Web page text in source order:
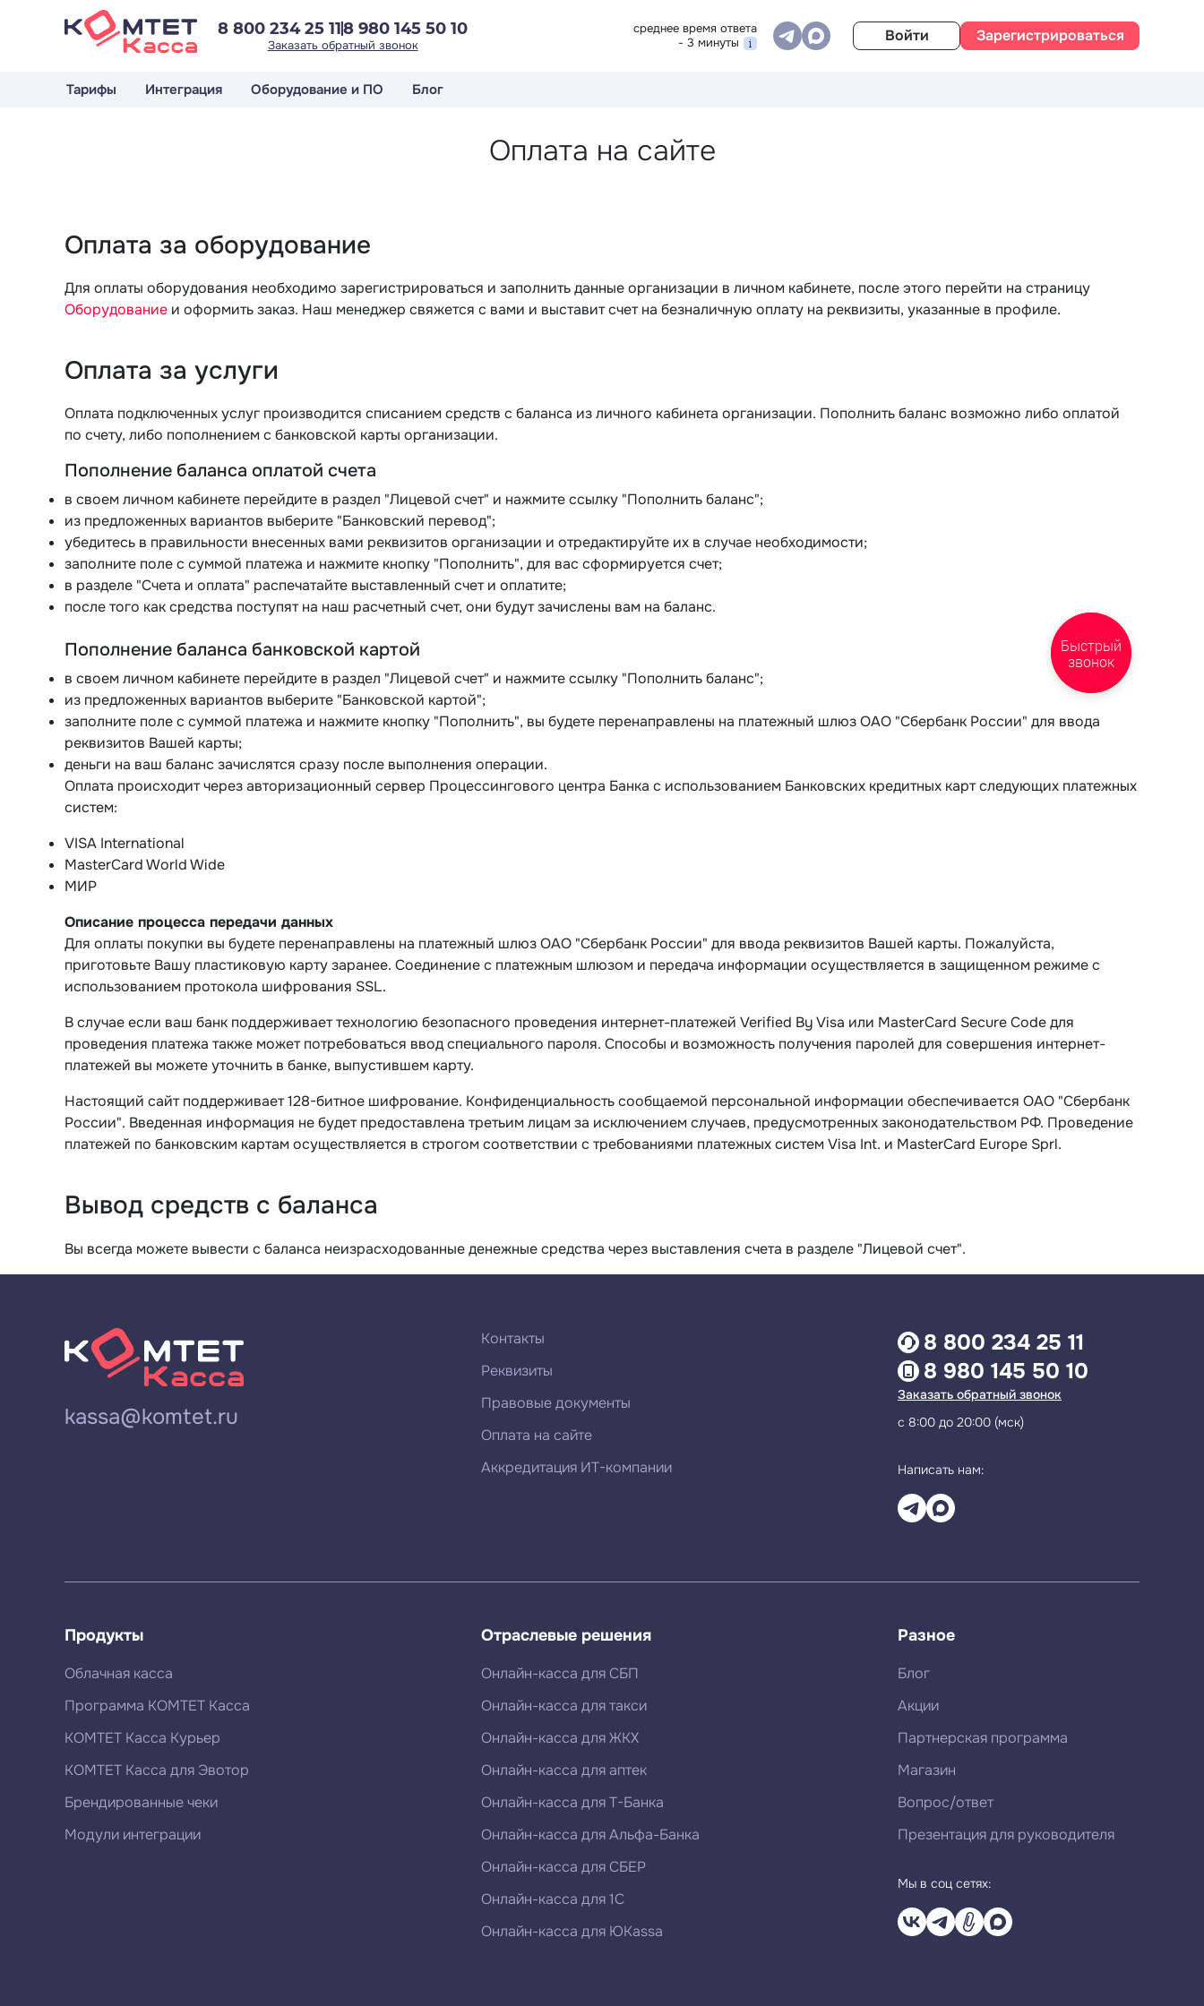
8 800 234 25 118 980 145 50 10
Заказать обратный звонок
среднее время ответа
- 3 минуты
Войти Зарегистрироваться
Тарифы Интеграция Оборудование и ПО Блог
Оплата на сайте
Оплата за оборудование
Для оплаты оборудования необходимо зарегистрироваться и заполнить данные организации в личном кабинете, после этого перейти на страницу
Оборудование и оформить заказ. Наш менеджер свяжется с вами и выставит счет на безналичную оплату на реквизиты, указанные в профиле.
Оплата за услуги
Оплата подключенных услуг производится списанием средств с баланса из личного кабинета организации. Пополнить баланс возможно либо оплатой
по счету, либо пополнением с банковской карты организации.
Пополнение баланса оплатой счета
в своем личном кабинете перейдите в раздел "Лицевой счет" и нажмите ссылку "Пополнить баланс";
из предложенных вариантов выберите "Банковский перевод";
убедитесь в правильности внесенных вами реквизитов организации и отредактируйте их в случае необходимости;
заполните поле с суммой платежа и нажмите кнопку "Пополнить", для вас сформируется счет;
в разделе "Счета и оплата" распечатайте выставленный счет и оплатите;
после того как средства поступят на наш расчетный счет, они будут зачислены вам на баланс.
Пополнение баланса банковской картой
в своем личном кабинете перейдите в раздел "Лицевой счет" и нажмите ссылку "Пополнить баланс";
из предложенных вариантов выберите "Банковской картой";
заполните поле с суммой платежа и нажмите кнопку "Пополнить", вы будете перенаправлены на платежный шлюз ОАО "Сбербанк России" для ввода
реквизитов Вашей карты;
деньги на ваш баланс зачислятся сразу после выполнения операции.
Оплата происходит через авторизационный сервер Процессингового центра Банка с использованием Банковских кредитных карт следующих платежных
систем:
VISA International
MasterCard World Wide
МИР
Описание процесса передачи данных
Для оплаты покупки вы будете перенаправлены на платежный шлюз ОАО "Сбербанк России" для ввода реквизитов Вашей карты. Пожалуйста,
приготовьте Вашу пластиковую карту заранее. Соединение с платежным шлюзом и передача информации осуществляется в защищенном режиме с
использованием протокола шифрования SSL.
В случае если ваш банк поддерживает технологию безопасного проведения интернет-платежей Verified By Visa или MasterCard Secure Code для
проведения платежа также может потребоваться ввод специального пароля. Способы и возможность получения паролей для совершения интернет-
платежей вы можете уточнить в банке, выпустившем карту.
Настоящий сайт поддерживает 128-битное шифрование. Конфиденциальность сообщаемой персональной информации обеспечивается ОАО "Сбербанк
России". Введенная информация не будет предоставлена третьим лицам за исключением случаев, предусмотренных законодательством РФ. Проведение
платежей по банковским картам осуществляется в строгом соответствии с требованиями платежных систем Visa Int. и MasterCard Europe Sprl.
Вывод средств с баланса
Вы всегда можете вывести с баланса неизрасходованные денежные средства через выставления счета в разделе "Лицевой счет".
kassa@komtet.ru
Контакты
Реквизиты
Правовые документы
Оплата на сайте
Аккредитация ИТ-компании
8 800 234 25 11
8 980 145 50 10
Заказать обратный звонок
с 8:00 до 20:00 (мск)
Написать нам:
Продукты
Облачная касса
Программа КОМТЕТ Касса
КОМТЕТ Касса Курьер
КОМТЕТ Касса для Эвотор
Брендированные чеки
Модули интеграции
Отраслевые решения
Онлайн-касса для СБП
Онлайн-касса для такси
Онлайн-касса для ЖКХ
Онлайн-касса для аптек
Онлайн-касса для Т-Банка
Онлайн-касса для Альфа-Банка
Онлайн-касса для СБЕР
Онлайн-касса для 1С
Онлайн-касса для ЮKassa
Разное
Блог
Акции
Партнерская программа
Магазин
Вопрос/ответ
Презентация для руководителя
Мы в соц сетях:
Быстрый
звонок